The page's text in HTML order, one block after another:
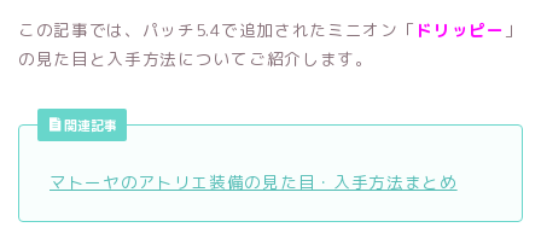
この記事では、パッチ5.4で追加されたミニオン「 ドリッピー 」
の見た目と入手方法についてご紹介します。
関連記事
マトーヤのアトリエ装備の見た目・入手方法まとめ